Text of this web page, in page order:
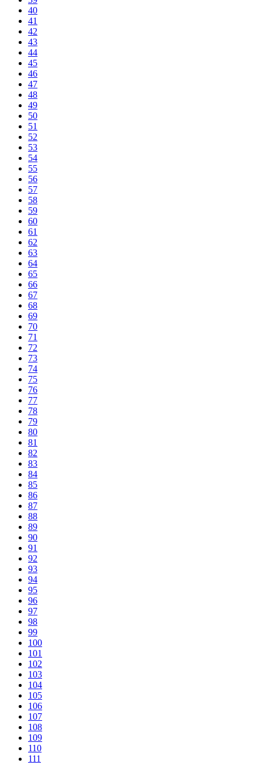
40
41
42
43
44
45
46
47
48
49
50
51
52
53
54
55
56
57
58
59
60
61
62
63
64
65
66
67
68
69
70
71
72
73
74
75
76
77
78
79
80
81
82
83
84
85
86
87
88
89
90
91
92
93
94
95
96
97
98
99
100
101
102
103
104
105
106
107
108
109
110
111